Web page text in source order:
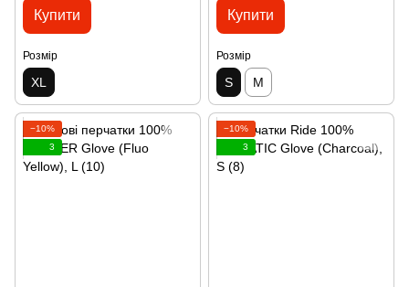
Купити
Розмір
XL
Купити
Розмір
S M
−10%
3
−10%
3